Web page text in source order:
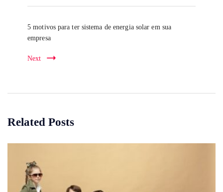
5 motivos para ter sistema de energia solar em sua
empresa
Next
Related Posts